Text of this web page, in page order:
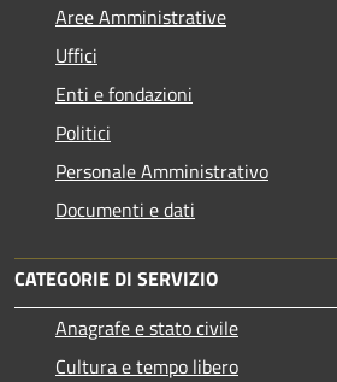
Aree Amministrative
Uffici
Enti e fondazioni
Politici
Personale Amministrativo
Documenti e dati
CATEGORIE DI SERVIZIO
Anagrafe e stato civile
Cultura e tempo libero